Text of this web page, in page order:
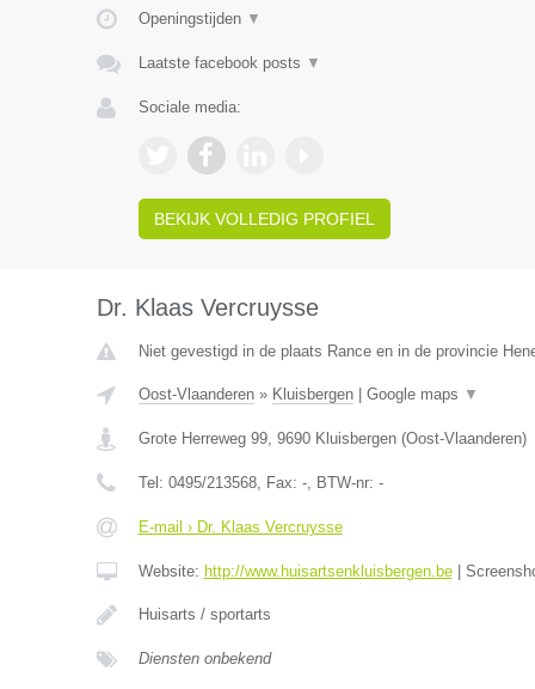
Openingstijden ▼
Laatste facebook posts ▼
Sociale media:
BEKIJK VOLLEDIG PROFIEL
Dr. Klaas Vercruysse
Niet gevestigd in de plaats Rance en in de provincie
Oost-Vlaanderen» Kluisbergen| Google maps ▼
Grote Herreweg 99, 9690 Kluisbergen(Oost-Vlaanderen)
Tel: 0495/213568, Fax: -, BTW-nr: -
E-mail › Dr. Klaas Vercruysse
Website: http://www.huisartsenkluisbergen.be|
Huisarts / sportarts
Diensten onbekend